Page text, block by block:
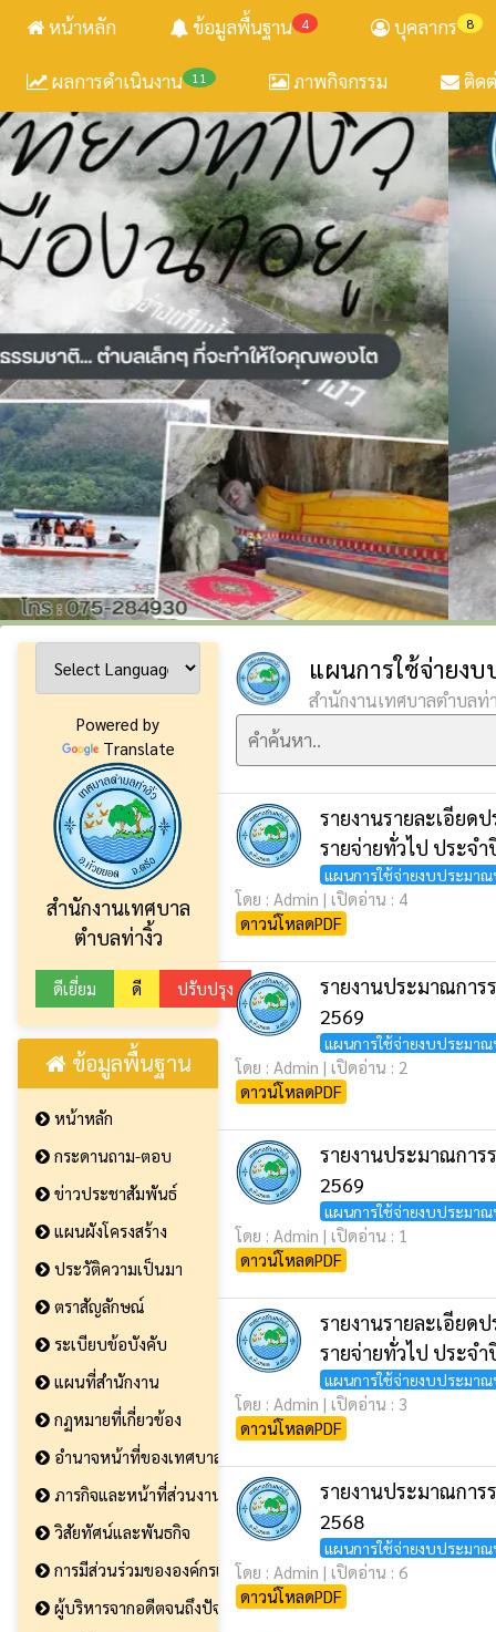
หน้าหลัก 4
ข้อมูลพื้นฐาน 8
บุคลากร
11
ผลการดำเนินงาน ภาพกิจกรรม ติด
Powered by
Translate
สำนักงานเทศบาล
ตำบลท่างิ้ว
ดีเยี่ยม ดี ปรับปรุง
ข้อมูลพื้นฐาน
หน้าหลัก
กระดานถาม-ตอบ
ข่าวประชาสัมพันธ์
แผนผังโครงสร้าง
ประวัติความเป็นมา
ตราสัญลักษณ์
ระเบียบข้อบังคับ
แผนที่สำนักงาน
กฏหมายที่เกี่ยวข้อง
อำนาจหน้าที่ของเทศบาล
ภารกิจและหน้าที่ส่วนงาน
วิสัยทัศน์และพันธกิจ
การมีส่วนร่วมขององค์กรและประชาชน
ผู้บริหารจากอดีตจนถึงปัจจุบัน
แผนการใช้จ่ายง
สำนักงานเทศบาลตำบลท่
รายงานรายละเอียด
รายจ่ายทั่วไป ประจ
แผนการใช้จ่ายงบประมา
โดย : Admin | เปิดอ่าน : 4
ดาวน์โหลดPDF
รายงานประมาณกา
2569
แผนการใช้จ่ายงบประมา
โดย : Admin | เปิดอ่าน : 2
ดาวน์โหลดPDF
รายงานประมาณกา
2569
แผนการใช้จ่ายงบประมา
โดย : Admin | เปิดอ่าน : 1
ดาวน์โหลดPDF
รายงานรายละเอียด
รายจ่ายทั่วไป ประจ
แผนการใช้จ่ายงบประมา
โดย : Admin | เปิดอ่าน : 3
ดาวน์โหลดPDF
รายงานประมาณกา
2568
แผนการใช้จ่ายงบประมา
โดย : Admin | เปิดอ่าน : 6
ดาวน์โหลดPDF